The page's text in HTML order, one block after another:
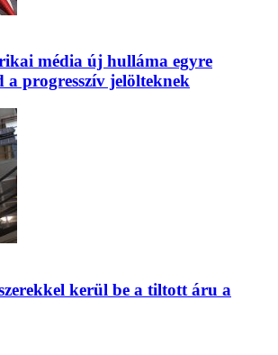
média új hulláma egyre
a progresszív jelölteknek
kerül be a tiltott áru a